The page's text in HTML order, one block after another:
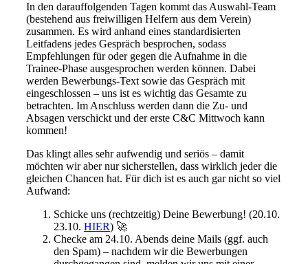
In den darauffolgenden Tagen kommt das Auswahl-Team
(bestehend aus freiwilligen Helfern aus dem Verein)
zusammen. Es wird anhand eines standardisierten
Leitfadens jedes Gespräch besprochen, sodass
Empfehlungen für oder gegen die Aufnahme in die
Trainee-Phase ausgesprochen werden können. Dabei
werden Bewerbungs-Text sowie das Gespräch mit
eingeschlossen – uns ist es wichtig das Gesamte zu
betrachten. Im Anschluss werden dann die Zu- und
Absagen verschickt und der erste C&C Mittwoch kann
kommen!
Das klingt alles sehr aufwendig und seriös – damit
möchten wir aber nur sicherstellen, dass wirklich jeder die
gleichen Chancen hat. Für dich ist es auch gar nicht so viel
Aufwand:
Schicke uns (rechtzeitig) Deine Bewerbung! (20.10.
23.10. HIER) 🚀
Checke am 24.10. Abends deine Mails (ggf. auch
den Spam) – nachdem wir die Bewerbungen